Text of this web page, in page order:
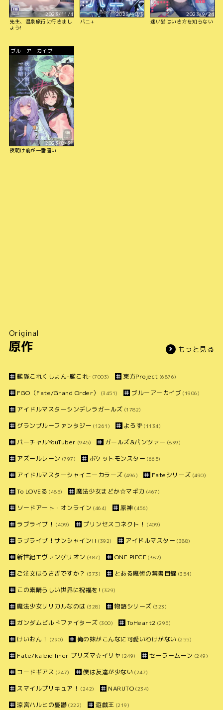
2023/11/4
先生、温泉旅行に行きまし
ょう!
2023/10/9
バニ+
2023/9/24
迷い猫はいき方を知らない
ブルーアーカイブ
2023/8/31
夜明け前が一番暗い
Original
原作 もっと見る
艦隊これくしょん-艦これ- (7003) 東方Project (6876)
FGO（Fate/Grand Order） (3451) ブルーアーカイブ (1906)
アイドルマスターシンデレラガールズ (1782)
グランブルーファンタジー (1261) よろず (1134)
バーチャルYouTuber (945) ガールズ&パンツァー (839)
アズールレーン (797) ポケットモンスター (665)
アイドルマスターシャイニーカラーズ (496) Fateシリーズ (490)
To LOVEる (485) 魔法少女まどか☆マギカ (467)
ソードアート・オンライン (464) 原神 (456)
ラブライブ！ (409) プリンセスコネクト！ (409)
ラブライブ！サンシャイン!! (392) アイドルマスター (388)
新世紀エヴァンゲリオン (387) ONE PIECE (382)
ご注文はうさぎですか？ (373) とある魔術の禁書目録 (354)
この素晴らしい世界に祝福を! (329)
魔法少女リリカルなのは (328) 物語シリーズ (323)
ガンダムビルドファイターズ (300) ToHeart2 (295)
けいおん！ (290) 俺の妹がこんなに可愛いわけがない (255)
Fate/kaleid liner プリズマ☆イリヤ (249) セーラームーン (249)
コードギアス (247) 僕は友達が少ない (247)
スマイルプリキュア！ (242) NARUTO (234)
涼宮ハルヒの憂鬱 (222) 遊戯王 (219)